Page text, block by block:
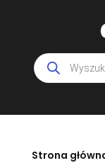
Wyszukiwarka
produktów
Strona